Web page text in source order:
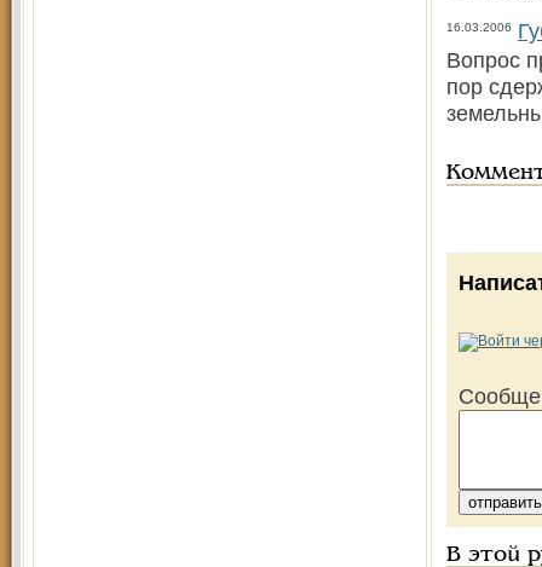
16.03.2006
Вопрос
пор
В этой